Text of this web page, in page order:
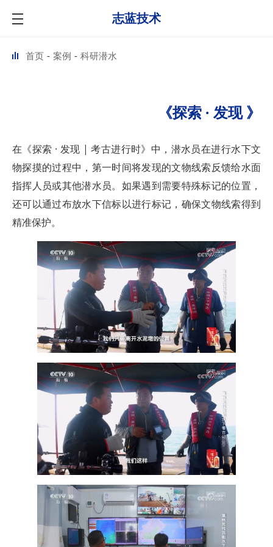
志蓝技术
首页 案例 科研潜水
《探索 · 发现 》
在《探索 · 发现 | 考古进行时》中，潜水员在进行水下文
物探摸的过程中，第一时间将发现的文物线索反馈给水面
指挥人员或其他潜水员。如果遇到需要特殊标记的位置，
还可以通过布放水下信标以进行标记，确保文物线索得到
精准保护。